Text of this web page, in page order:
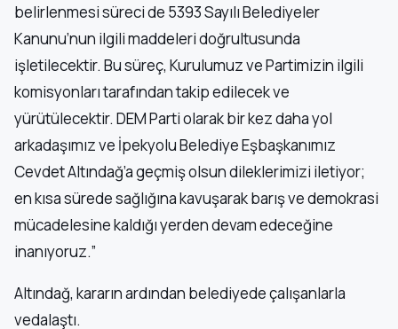
belirlenmesi süreci de 5393 Sayılı Belediyeler
Kanunu’nun ilgili maddeleri doğrultusunda
işletilecektir. Bu süreç, Kurulumuz ve Partimizin ilgili
komisyonları tarafından takip edilecek ve
yürütülecektir. DEM Parti olarak bir kez daha yol
arkadaşımız ve İpekyolu Belediye Eşbaşkanımız
Cevdet Altındağ’a geçmiş olsun dileklerimizi iletiyor;
en kısa sürede sağlığına kavuşarak barış ve demokrasi
mücadelesine kaldığı yerden devam edeceğine
inanıyoruz.”
Altındağ, kararın ardından belediyede çalışanlarla
vedalaştı.